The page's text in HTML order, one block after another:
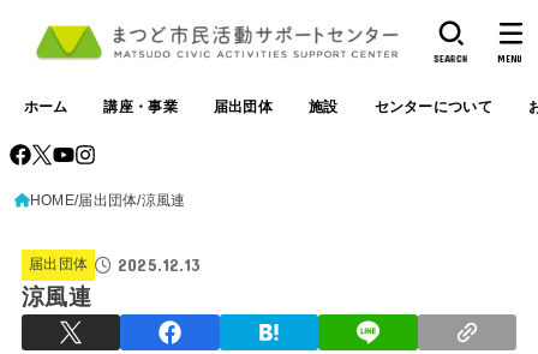
ホーム 講座・事業 届出団体 施設 センターについて
SEARCH MENU
HOME 届出団体 涼風連
届出団体 2025.12.13
涼風連